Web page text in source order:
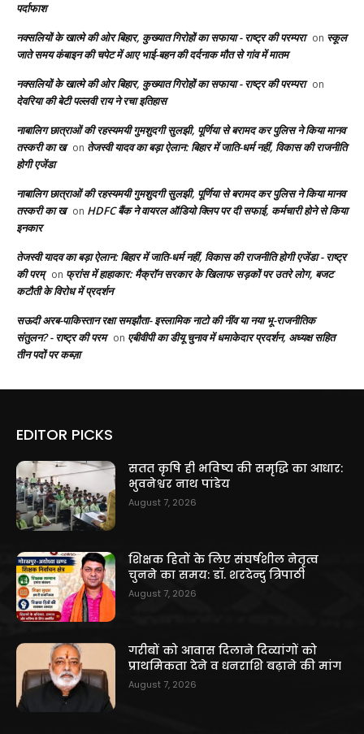
पर्दाफाश
नक्सलियों के खात्मे की ओर बिहार, कुख्यात गिरोहों का सफाया - राष्ट्र की परम्परा on स्कूल
जाते समय कंबाइन की चपेट में आए भाई-बहन की दर्दनाक मौत से गांव में मातम
नक्सलियों के खात्मे की ओर बिहार, कुख्यात गिरोहों का सफाया - राष्ट्र की परम्परा on
देवरिया की बेटी पल्लवी राय ने रचा इतिहास
नाबालिग छात्राओं की रहस्यमयी गुमशुदगी सुलझी, पूर्णिया से बरामद कर पुलिस ने किया मानव
तस्करी का ख on तेजस्वी यादव का बड़ा ऐलान: बिहार में जाति-धर्म नहीं, विकास की राजनीति
होगी एजेंडा
नाबालिग छात्राओं की रहस्यमयी गुमशुदगी सुलझी, पूर्णिया से बरामद कर पुलिस ने किया मानव
तस्करी का ख on HDFC बैंक ने वायरल ऑडियो क्लिप पर दी सफाई, कर्मचारी होने से किया
इनकार
तेजस्वी यादव का बड़ा ऐलान: बिहार में जाति-धर्म नहीं, विकास की राजनीति होगी एजेंडा - राष्ट्र
की परम् on फ्रांस में हाहाकार: मैक्रॉन सरकार के खिलाफ सड़कों पर उतरे लोग, बजट
कटौती के विरोध में प्रदर्शन
सऊदी अरब-पाकिस्तान रक्षा समझौता- इस्लामिक नाटो की नींव या नया भू-राजनीतिक
संतुलन? - राष्ट्र की परम on एबीवीपी का डीयू चुनाव में धमाकेदार प्रदर्शन, अध्यक्ष सहित
तीन पदों पर कब्ज़ा
EDITOR PICKS
सतत कृषि ही भविष्य की समृद्धि का आधार:
भुवनेश्वर नाथ पांडेय
August 7, 2026
शिक्षक हितों के लिए संघर्षशील नेतृत्व
चुनने का समय: डॉ. शरदेन्दु त्रिपाठी
August 7, 2026
गरीबों को आवास दिलाने दिव्यांगों को
प्राथमिकता देने व धनराशि बढ़ाने की मांग
August 7, 2026